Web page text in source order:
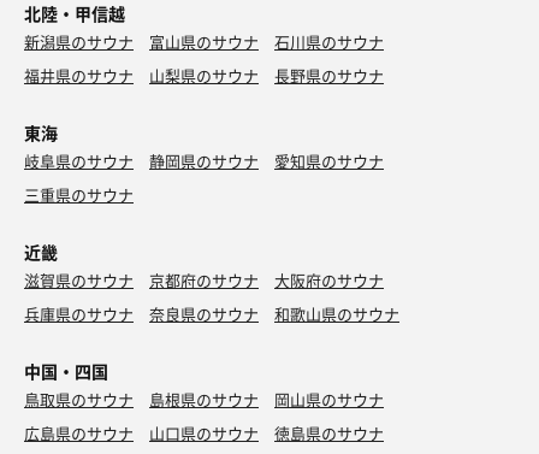
北陸・甲信越
新潟県のサウナ 富山県のサウナ
石川県のサウナ
福井県のサウナ
山梨県のサウナ 長野県のサウナ
東海
岐阜県のサウナ 静岡県のサウナ
愛知県のサウナ
三重県のサウナ
近畿
滋賀県のサウナ 京都府のサウナ
大阪府のサウナ
兵庫県のサウナ
奈良県のサウナ 和歌山県のサウナ
中国・四国
鳥取県のサウナ 島根県のサウナ
岡山県のサウナ
広島県のサウナ
山口県のサウナ
徳島県のサウナ